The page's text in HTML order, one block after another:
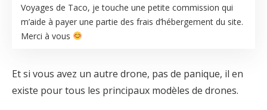
Voyages de Taco, je touche une petite commission qui
m’aide à payer une partie des frais d’hébergement du site.
Merci à vous
Et si vous avez un autre drone, pas de panique, il en
existe pour tous les principaux modèles de drones.